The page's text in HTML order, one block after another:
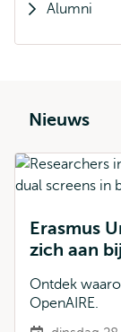
extern
Alumni
Nieuws
Erasmus
zich aan
Ontdek
OpenAIRE.